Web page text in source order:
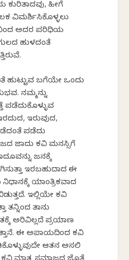
ಹೀಗೆ
ವಿಮರ್ಶಿಸಿಕೊಳ್ಳಲು
ಅದರ ಪರಿಧಿಯ
ಹುಳದಂತೆ
ಹುಟ್ಟುವ ಬಗೆಯೇ ಒಂದು
ನಮ್ಮನ್ನು
ಪಡೆದುಕೊಳ್ಳುವ
ಇರುವುದ,
ಪಡೆದು
ಜಾದು ಕವಿ ಮನಸ್ಸಿಗೆ
ಜನಕ್ಕೆ
ಇರಬಹುದಾದ ಈ
ನಿಧಾನಕ್ಕೆ ಯಾಂತ್ರಿಕವಾದ
ಇಲ್ಲಿಯೇ ಕವಿ
ತನ್ನಿಂದ ತಾನು
ಅರಿವಿಲ್ಲದೆ ಪ್ರಯಾಣ
ಈ ಅಪಾಯದಿಂದ ಕವಿ
ಆತನ ಅಸಲಿ